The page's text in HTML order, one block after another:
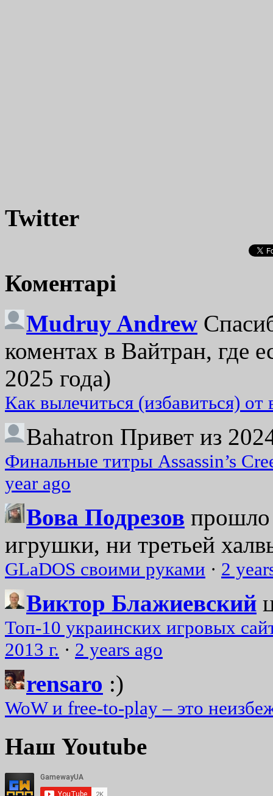
Twitter
Коментарі
Mudruy Andrew
коментах в Вайтран, где
2025 года)
Как вылечиться (избавиться)
Bahatron Привет из
Финальные титры Assassin’s
year ago
Вова Подрезов прошло
игрушки, ни третьей
GLaDOS своими руками · 2
Виктор Блажиевский
Топ-10 украинских игровых
2013 г. · 2 years ago
rensaro :)
WoW и free-to-play – это
Наш Youtube